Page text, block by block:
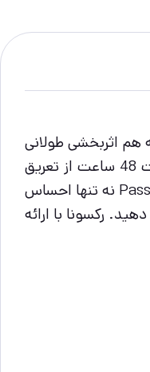
هم اثربخشی طولانی
مدت داشته باشد و هم برای پوست حساس بدن مناسب باشد، همیشه چالش‌برانگیز بوده است. استیک ضد تعریق رکسونا با ترکیبات خاص خود به مدت 48 ساعت از تعریق
جلوگیری می‌کند و به شما این امکان را می‌دهد که در هر شرایطی احساس خشکی و طراوت داشته باشید. این محصول با رایحه دلنشین Passion & Confidence نه تنها احساس
رکسونا با ارائه